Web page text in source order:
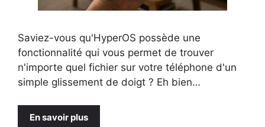
Saviez-vous qu'HyperOS possède une
fonctionnalité qui vous permet de trouver
n'importe quel fichier sur votre téléphone d'un
simple glissement de doigt ? Eh bien…
En savoir plus